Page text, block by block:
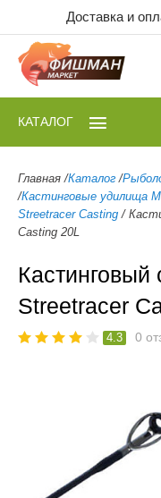
Доставка и
КАТАЛОГ
Главная /Каталог /
/Кастинговые удилища
Streetracer Casting /
Casting 20L
Кастинговый
Streetracer
4.3 0